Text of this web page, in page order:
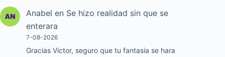
Anabel en Se hizo realidad sin que se
enterara
7-08-2026
Gracias Victor, seguro que tu fantasia se hara